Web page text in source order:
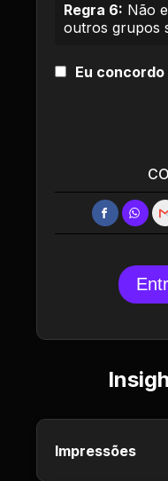
Regra 6: Não
outros grupos
Eu
Impressões